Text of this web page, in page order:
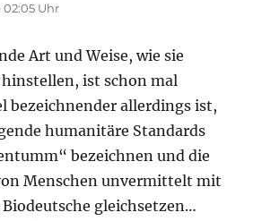
02:05 Uhr
Art und Weise, wie sie
ist schon mal
bezeichnender allerdings ist,
humanitäre Standards
bezeichnen und die
Menschen unvermittelt mit
gleichsetzen…